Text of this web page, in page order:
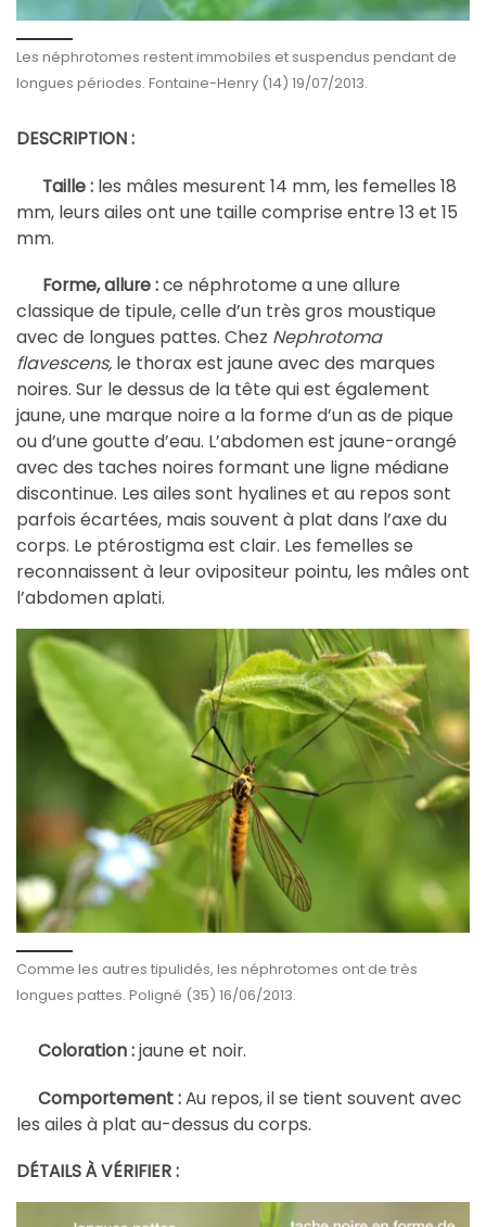
Les néphrotomes restent immobiles et suspendus pendant de
longues périodes. Fontaine-Henry (14) 19/07/2013.
DESCRIPTION :
Taille : les mâles mesurent 14 mm, les femelles 18
mm, leurs ailes ont une taille comprise entre 13 et 15
mm.
Forme, allure :ce néphrotome a une allure
classique de tipule, celle d’un très gros moustique
avec de longues pattes. Chez Nephrotoma
flavescens, le thorax est jaune avec des marques
noires. Sur le dessus de la tête qui est également
jaune, une marque noire a la forme d’un as de pique
ou d’une goutte d’eau. L’abdomen est jaune-orangé
avec des taches noires formant une ligne médiane
discontinue. Les ailes sont hyalines et au repos sont
parfois écartées, mais souvent à plat dans l’axe du
corps. Le ptérostigma est clair. Les femelles se
reconnaissent à leur ovipositeur pointu, les mâles ont
l’abdomen aplati.
Comme les autres tipulidés, les néphrotomes ont de très
longues pattes. Poligné (35) 16/06/2013.
Coloration :jaune et noir.
Comportement :Au repos, il se tient souvent avec
les ailes à plat au-dessus du corps.
DÉTAILS À VÉRIFIER :